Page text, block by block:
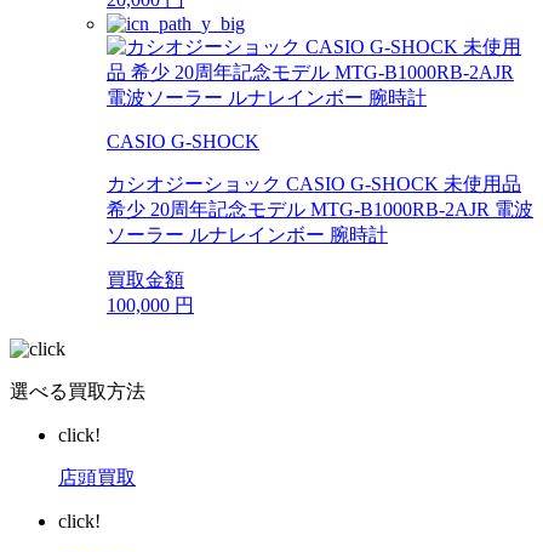
CASIO G-SHOCK
カシオジーショック CASIO G-SHOCK 未使用品
希少 20周年記念モデル MTG-B1000RB-2AJR 電波
ソーラー ルナレインボー 腕時計
買取金額
100,000 円
選べる買取方法
click!
店頭買取
click!